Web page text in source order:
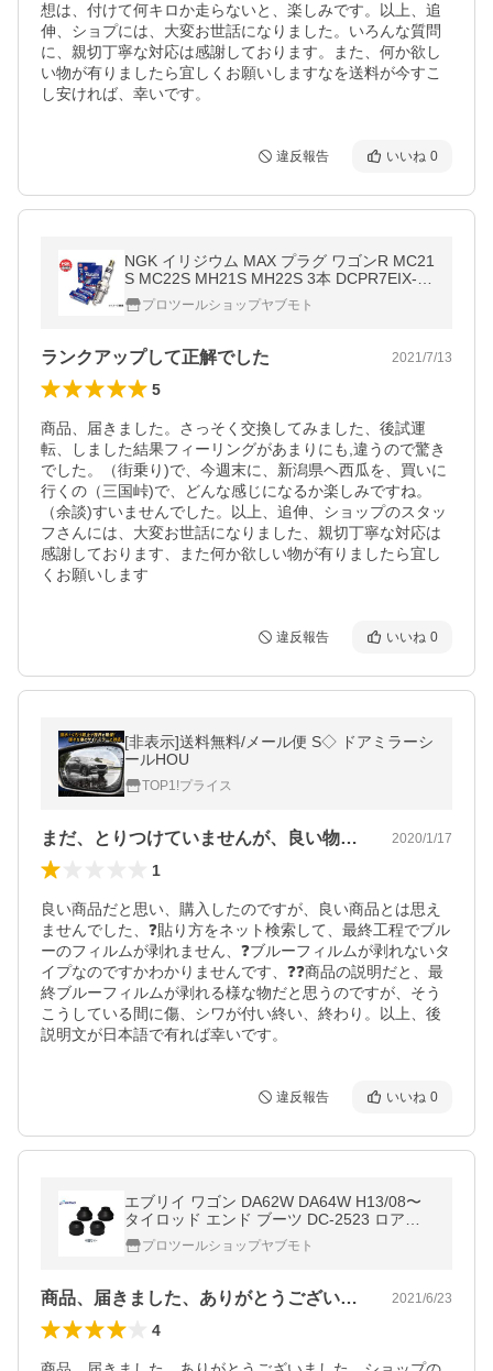
想は、付けて何キロか走らないと、楽しみです。以上、追
伸、ショプには、大変お世話になりました。いろんな質問
に、親切丁寧な対応は感謝しております。また、何か欲し
い物が有りましたら宜しくお願いしますなを送料が今すこ
し安ければ、幸いです。
違反報告 いいね 0
NGK イリジウム MAX プラグ ワゴンR MC21
S MC22S MH21S MH22S 3本 DCPR7EIX-P
5175 ネコポス 送料無料
プロツールショップヤブモト
ランクアップして正解でした 2021/7/13
5
商品、届きました。さっそく交換してみました、後試運
転、しました結果フィーリングがあまりにも,違うので驚き
でした。（街乗り)で、今週末に、新潟県ヘ西瓜を、買いに
行くの（三国峠)で、どんな感じになるか楽しみですね。
（余談)すいませんでした。以上、追伸、ショップのスタッ
フさんには、大変お世話になりました、親切丁寧な対応は
感謝しております、また何か欲しい物が有りましたら宜し
くお願いします
違反報告 いいね 0
[非表示]送料無料/メール便 S◇ ドアミラーシ
ールHOU
TOP1!プライス
まだ、とりつけていませんが、良い物と思… 2020/1/17
1
良い商品だと思い、購入したのですが、良い商品とは思え
ませんでした、❓貼り方をネット検索して、最終工程でブル
ーのフィルムが剥れません、❓ブルーフィルムが剥れないタ
イプなのですかわかりませんです、❓❓商品の説明だと、最
終ブルーフィルムが剥れる様な物だと思うのですが、そう
こうしている間に傷、シワが付い終い、終わり。以上、後
説明文が日本語で有れば幸いです。
違反報告 いいね 0
エブリイ ワゴン DA62W DA64W H13/08〜
タイロッド エンド ブーツ DC-2523 ロアボ
ール ジョイント ブーツ DC-1350 4個セット
メール便 送料無料
プロツールショップヤブモト
商品、届きました、ありがとうございまし… 2021/6/23
4